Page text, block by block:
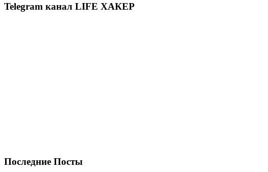
Telegram канал LIFE ХАКЕР
Последние Посты